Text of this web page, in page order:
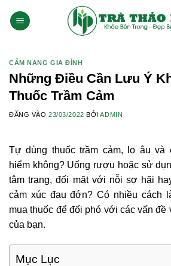
qua
CẨM NANG GIA ĐÌNH
Những Điều Cần Lưu Ý
Thuốc Trầm Cảm
ĐĂNG VÀO23/03/2022 BỞIADMIN
Tự dùng thuốc trầm cảm, lo âu và
hiểm không? Uống rượu hoặc sử
tâm trạng, đối mặt với nỗi sợ hãi
cảm xúc đau đớn? Có nhiều cách
mua thuốc để đối phó với các vấn đề
của bạn.
Mục Lục